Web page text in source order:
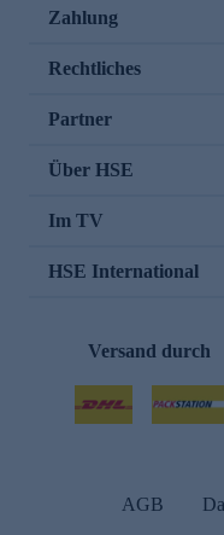
Zahlung
Rechtliches
Partner
Über HSE
Im TV
HSE International
Versand durch
AGB